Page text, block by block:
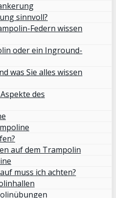
sinnvoll?
Federn wissen
oder ein Inground-
was Sie alles wissen
des
auf dem Trampolin
muss ich achten?